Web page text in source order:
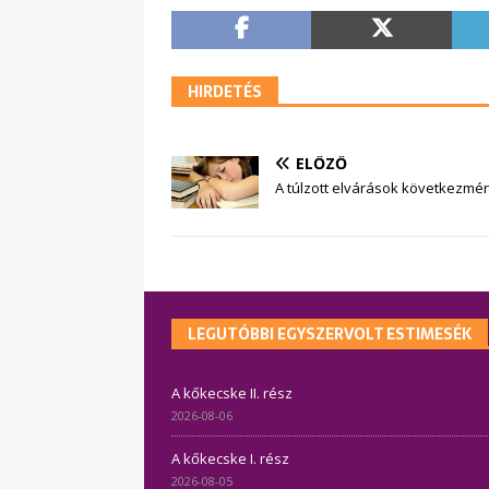
HIRDETÉS
ELŐZŐ
A túlzott elvárások
LEGUTÓBBI EGYSZERVOLT ESTIMESÉK
A kőkecske II. rész
2026-08-06
A kőkecske I. rész
2026-08-05